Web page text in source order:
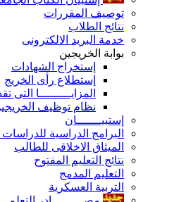
توصيف المقررات
نتائج الطلاب
خدمة البريد الالكترونى
بوابة الخريجين
إستخراج الشهادات
إستطلاع رأى الخريج
المزايـــــــــا
نظام توظيف
إستبيـــــــان
البرامج الدراسية للدراسات
الميثاق الاخلاقى للطالب
نتائج التعليم المفتوح
التعليم المدمج
التربية العسكرية